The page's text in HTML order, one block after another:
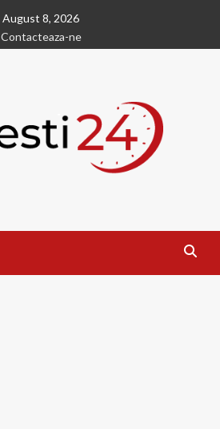
August 8, 2026
Contacteaza-ne